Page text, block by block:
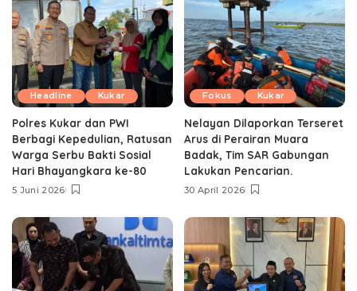
Headline Kukar
Polres Kukar dan PWI
Berbagi Kepedulian, Ratusan
Warga Serbu Bakti Sosial
Hari Bhayangkara ke-80
5 Juni 2026
Fokus Kukar
Nelayan Dilaporkan Terseret
Arus di Perairan Muara
Badak, Tim SAR Gabungan
Lakukan Pencarian.
30 April 2026